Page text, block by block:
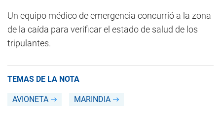
Un equipo médico de emergencia concurrió a la zona
de la caída para verificar el estado de salud de los
tripulantes.
TEMAS DE LA NOTA
AVIONETA MARINDIA